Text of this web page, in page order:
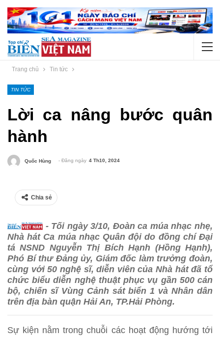
Trang chủ Tin tức
TIN TỨC
Lời ca nâng bước quân
hành
Quốc Hùng - Đăng ngày 4 Th10, 2024
Chia sẻ
- Tối ngày 3/10, Đoàn ca múa nhạc nhẹ,
Nhà hát Ca múa nhạc Quân đội do đồng chí Đại
tá NSND Nguyễn Thị Bích Hạnh (Hồng Hạnh),
Phó Bí thư Đảng ủy, Giám đốc làm trưởng đoàn,
cùng với 50 nghệ sĩ, diễn viên của Nhà hát đã tổ
chức biểu diễn nghệ thuật phục vụ gần 500 cán
bộ, chiến sĩ Vùng Cảnh sát biển 1 và Nhân dân
trên địa bàn quận Hải An, TP.Hải Phòng.
Sự kiện nằm trong chuỗi các hoạt động hướng tới